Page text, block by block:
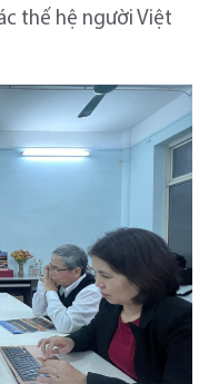
thế hệ người Việt